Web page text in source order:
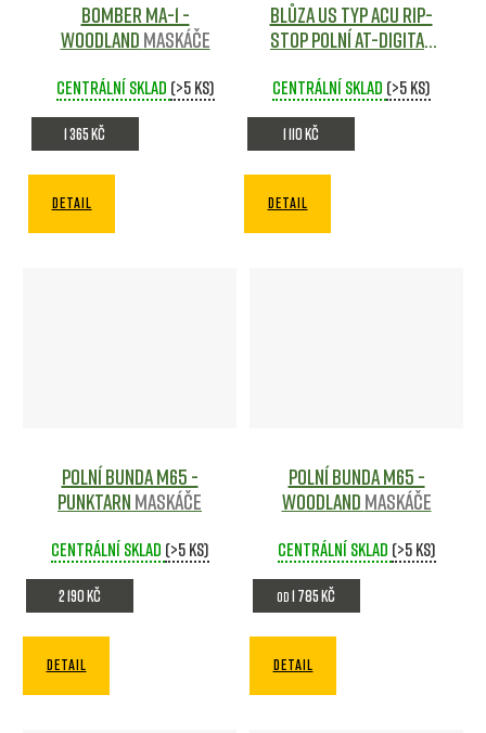
Bomber MA-1 -
Woodland Maskáče
Centrální sklad (>5 ks)
1 365 Kč
DETAIL
Blůza US typ ACU rip-
stop polní AT-Digital
Centrální sklad (>5 ks)
1 110 Kč
DETAIL
Polní bunda M65 -
punktarn Maskáče
Centrální sklad (>5 ks)
2 190 Kč
DETAIL
Polní bunda M65 -
woodland Maskáče
Centrální sklad (>5 ks)
od 1 785 Kč
DETAIL